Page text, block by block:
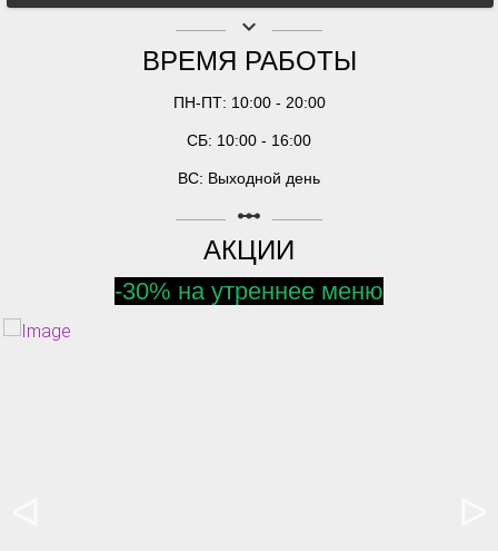
keyboard_arrow_down
ВРЕМЯ РАБОТЫ
ПН-ПТ: 10:00 - 20:00
СБ: 10:00 - 16:00
ВС: Выходной день
linear_scale
АКЦИИ
-30% на утреннее меню